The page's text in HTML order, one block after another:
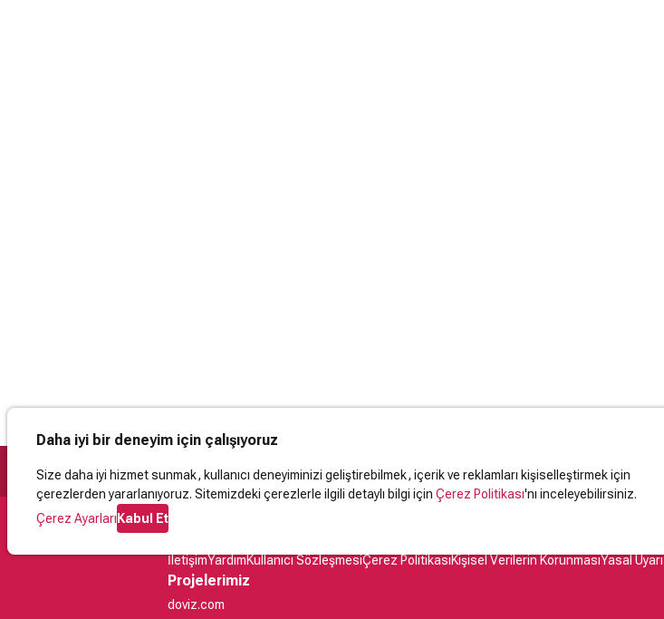
Daha iyi bir deneyim için çalışıyoruz
Size daha iyi hizmet sunmak, kullanıcı deneyiminizi geliştirebilmek, içerik ve reklamları kişiselleştirmek için
çerezlerden yararlanıyoruz. Sitemizdeki çerezlerle ilgili detaylı bilgi için Çerez Politikası'nı inceleyebilirsiniz.
Çerez AyarlarıKabul Et
Destek
İletişimYardımKullanıcı SözleşmesiÇerez PolitikasıKişisel Verilerin KorunmasıYasal Uyarı
Projelerimiz
doviz.com